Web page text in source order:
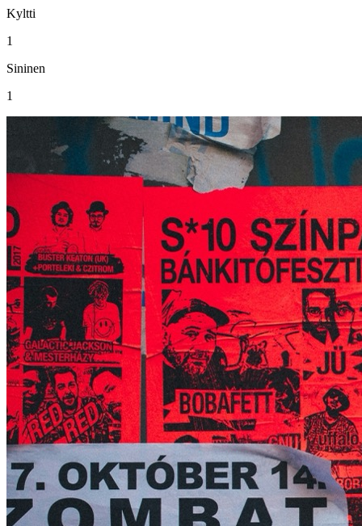
Kyltti
1
Sininen
1